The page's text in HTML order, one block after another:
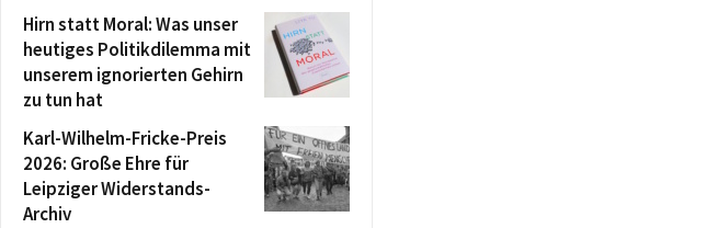
Hirn statt Moral: Was unser
heutiges Politikdilemma mit
unserem ignorierten Gehirn
zu tun hat
Karl-Wilhelm-Fricke-Preis
2026: Große Ehre für
Leipziger Widerstands-
Archiv